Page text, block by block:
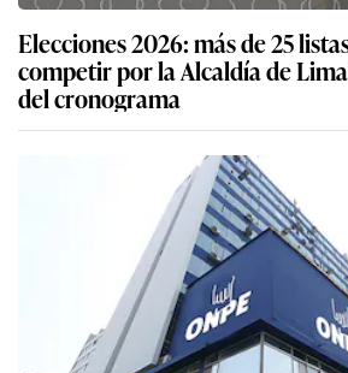
Elecciones 2026: más de 25
competir por la Alcaldía de
del cronograma